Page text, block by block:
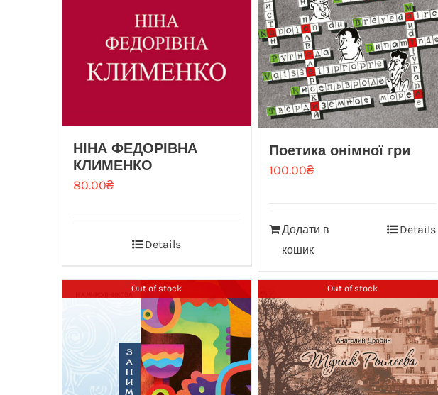
НІНА ФЕДОРІВНА
КЛИМЕНКО
80.00₴
Details
Поетика онімної гри
100.00₴
Додати в
кошик
Details
Out of stock Out of stock